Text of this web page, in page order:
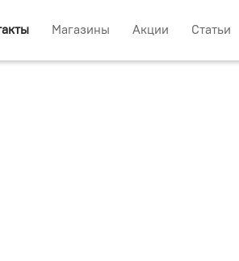
Магазины Акции Статьи